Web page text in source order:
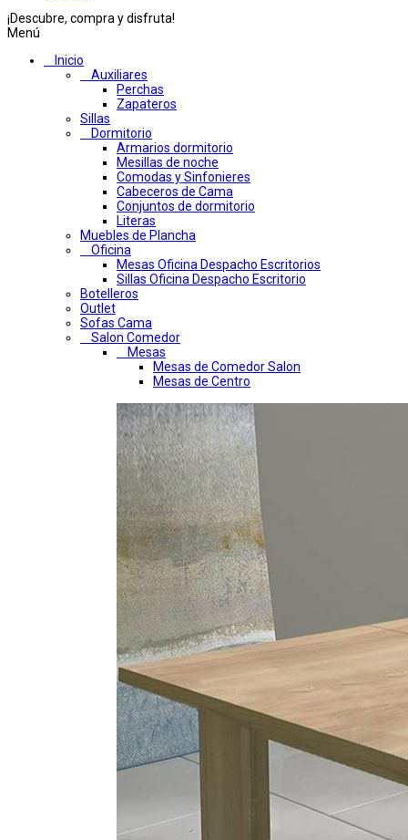
¡Descubre, compra y disfruta!
Menú
Inicio
Auxiliares
Perchas
Zapateros
Sillas
Dormitorio
Armarios dormitorio
Mesillas de noche
Comodas y Sinfonieres
Cabeceros de Cama
Conjuntos de dormitorio
Literas
Muebles de Plancha
Oficina
Mesas Oficina Despacho Escritorios
Sillas Oficina Despacho Escritorio
Botelleros
Outlet
Sofas Cama
Salon Comedor
Mesas
Mesas de Comedor Salon
Mesas de Centro